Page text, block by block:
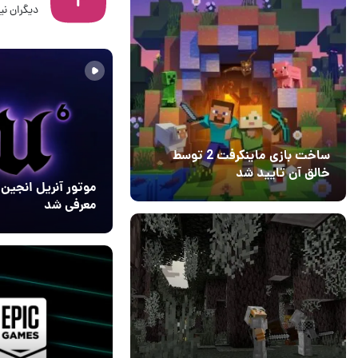
ساخت بازی ماینکرفت 2 توسط
خالق آن تایید شد
۱
04 آبان 1403
دیگران
معرفی شد